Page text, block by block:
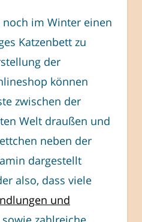
im Winter einen
Katzenbett zu
der
können
zwischen der
Welt draußen und
neben der
dargestellt
also, dass viele
und